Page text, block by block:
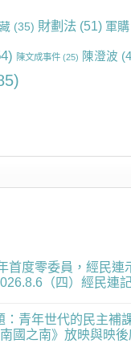
(35) 財劃法 (51) 軍購
陳文成事件 (25) 陳澄波
首度零委員，經民連
（四）經民連
：青年世代的民主補
國之南》放映與映